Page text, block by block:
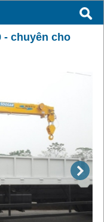
- chuyên cho